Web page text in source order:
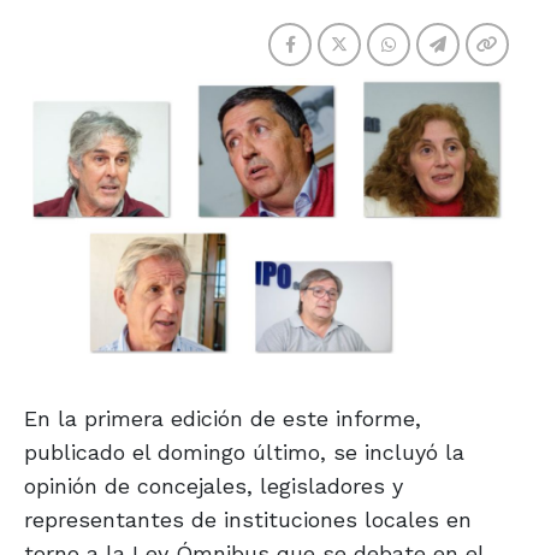
En la primera edición de este informe,
publicado el domingo último, se incluyó la
opinión de concejales, legisladores y
representantes de instituciones locales en